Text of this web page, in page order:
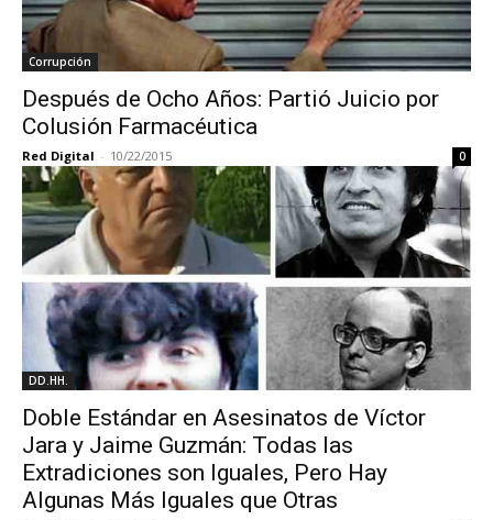
Corrupción
Después de Ocho Años: Partió Juicio por
Colusión Farmacéutica
Red Digital - 10/22/2015 0
DD.HH.
Doble Estándar en Asesinatos de Víctor
Jara y Jaime Guzmán: Todas las
Extradiciones son Iguales, Pero Hay
Algunas Más Iguales que Otras